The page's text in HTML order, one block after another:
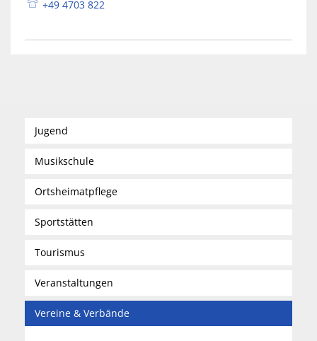
+49 4703 822
Jugend
Musikschule
Ortsheimatpflege
Sportstätten
Tourismus
Veranstaltungen
Vereine & Verbände